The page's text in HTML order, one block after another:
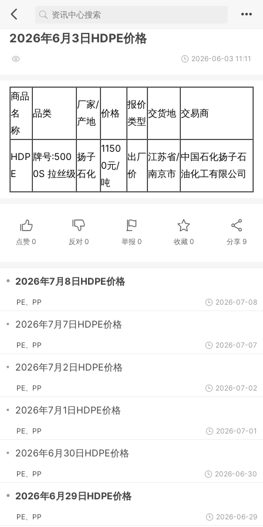
2026年6月3日HDPE价格
2026-06-03 11:11
商品
名
称
品类
厂家/
产地
价格
报价
类型
交货地 交易商
HDP
E
牌号:500
0S 拉丝级
扬子
石化
1150
0元/
吨
出厂
价
江苏省/
南京市
中国石化扬子石
油化工有限公司
点赞0 反对 0 举报 0 收藏 0 分享9
・ 2026年7月8日HDPE价格
PE、PP 2026-07-08
・ 2026年7月7日HDPE价格
PE、PP 2026-07-07
・ 2026年7月2日HDPE价格
PE、PP 2026-07-02
・ 2026年7月1日HDPE价格
PE、PP 2026-07-01
・ 2026年6月30日HDPE价格
PE、PP 2026-06-30
・ 2026年6月29日HDPE价格
PE、PP 2026-06-29